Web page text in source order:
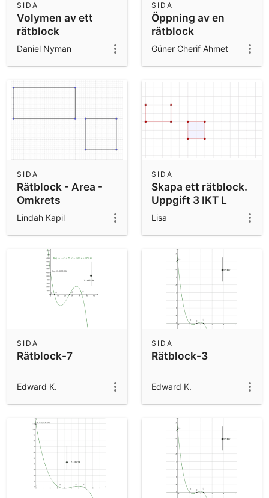
Volymen av ett
rätblock
SIDA
Daniel Nyman
Öppning av en
rätblock
SIDA
Güner Cherif Ahmet
Rätblock - Area -
Omkrets
SIDA
Lindah Kapil
Skapa ett rätblock.
Uppgift 3 IKT L
Eriksson
SIDA
Lisa
Rätblock-7
SIDA
Edward K.
Rätblock-3
SIDA
Edward K.